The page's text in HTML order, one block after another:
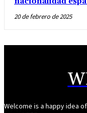
20 de febrero de 2025
Welcome is a happy idea of